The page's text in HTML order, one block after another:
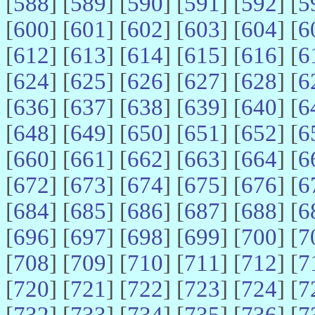
[600] [601] [602] [603] [604] [
[612] [613] [614] [615] [616] [
[624] [625] [626] [627] [628] [
[636] [637] [638] [639] [640] [
[648] [649] [650] [651] [652] [
[660] [661] [662] [663] [664] [
[672] [673] [674] [675] [676] [
[684] [685] [686] [687] [688] [
[696] [697] [698] [699] [700] [
[708] [709] [710] [711] [712] [
[720] [721] [722] [723] [724] [